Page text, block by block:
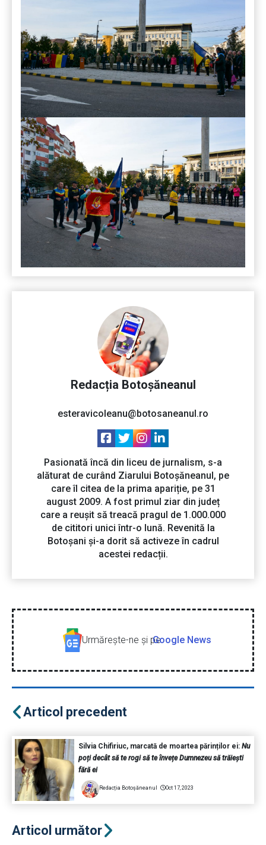
Redacția Botoșăneanul
esteravicoleanu@botosaneanul.ro
Pasionată încă din liceu de jurnalism, s-a
alăturat de curând Ziarului Botoșăneanul, pe
care îl citea de la prima apariție, pe 31
august 2009. A fost primul ziar din județ
care a reușit să treacă pragul de 1.000.000
de cititori unici într-o lună. Revenită la
Botoșani și-a dorit să activeze în cadrul
acestei redacții.
Urmăreşte-ne şi peGoogle News
Articol precedent
Silvia Chifiriuc, marcată de moartea părinților ei:Nu
poți decât să te rogi să te învețe Dumnezeu să trăiești
fără ei
Redacția Botoșăneanul Oct 17, 2023
Articol următor